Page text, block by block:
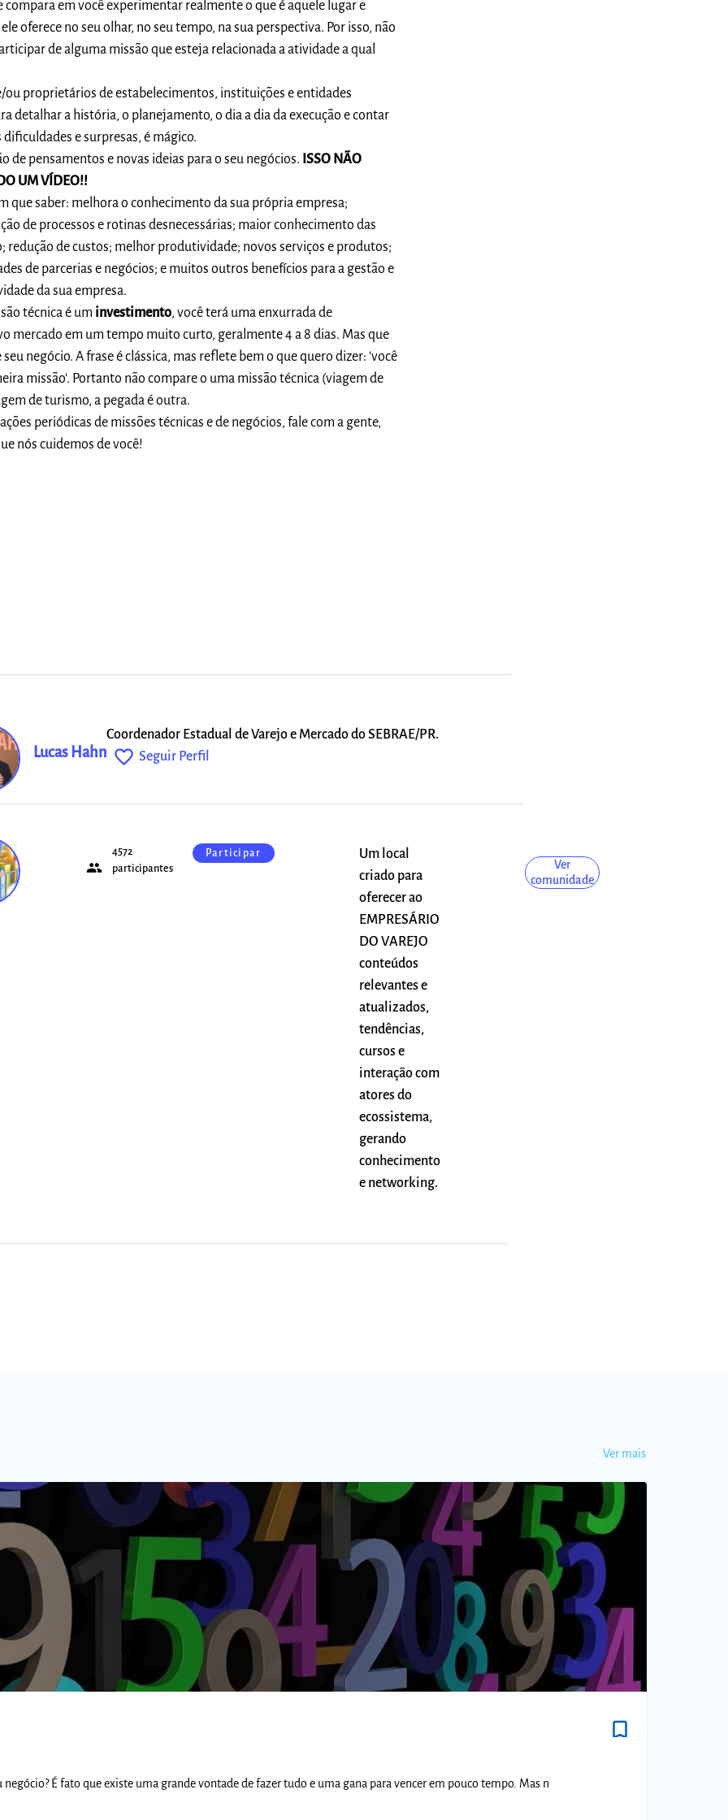
compara em você experimentar realmente o que é aquele lugar e
oferece no seu olhar, no seu tempo, na sua perspectiva. Por isso, não
de alguma missão que esteja relacionada a atividade a qual
ou proprietários de estabelecimentos, instituições e entidades
detalhar a história, o planejamento, o dia a dia da execução e contar
e surpresas, é mágico.
de pensamentos e novas ideias para o seu negócios. ISSO NÃO
UM VÍDEO!!
que saber: melhora o conhecimento da sua própria empresa;
de processos e rotinas desnecessárias; maior conhecimento das
redução de custos; melhor produtividade; novos serviços e produtos;
de parcerias e negócios; e muitos outros benefícios para a gestão e
da sua empresa.
técnica é um investimento, você terá uma enxurrada de
mercado em um tempo muito curto, geralmente 4 a 8 dias. Mas que
negócio. A frase é clássica, mas reflete bem o que quero dizer: 'você
missão'. Portanto não compare o uma missão técnica (viagem de
de turismo, a pegada é outra.
periódicas de missões técnicas e de negócios, fale com a gente,
nós cuidemos de você!
Lucas Hahn
Coordenador Estadual de Varejo e Mercado do SEBRAE/PR.
favorite_outline Seguir Perfil
people
4572
participantes
Participar
Um local
criado para
oferecer ao
EMPRESÁRIO
DO VAREJO
conteúdos
relevantes e
atualizados,
tendências,
cursos e
interação com
atores do
ecossistema,
gerando
conhecimento
e networking.
Ver
comunidade
Ver mais
bookmark_border
É fato que existe uma grande vontade de fazer tudo e uma gana para vencer em pouco tempo. Mas n